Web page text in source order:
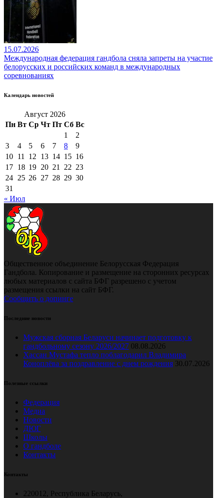
15.07.2026
Международная федерация гандбола сняла запреты на участие
белорусских и российских команд в международных
соревнованиях
Календарь новостей
Август 2026
Пн Вт Ср Чт Пт Сб Вс
1
2
3
4 5 6 7 8
9
10 11 12 13 14 15 16
17 18 19 20 21 22 23
24 25 26 27 28 29 30
31
« Июл
Общественное объединение Белорусская Федерация
Гандбола. Копирование и размещение на сторонних ресурсах
любых материалов с сайта БФГ разрешено с учетом
размещения ссылки на сайт БФГ.
Сообщить о допинге
Последние новости
Мужская сборная Беларуси начинает подготовку к
гандбольному сезону 2026/2027 08.08.2026
Хассан Мустафа тепло поблагодарил Владимира
Коноплёва за поздравление с днем рождения 30.07.2026
Полезные ссылки
Федерация
Медиа
Новости
ДЮГ
Школы
О гандболе
Контакты
Контакты
220012, Республика Беларусь,